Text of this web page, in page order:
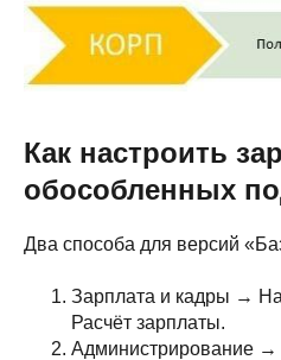
Как настроить
обособленных
Два способа для версий
Зарплата и кадры →
Расчёт зарплаты.
Администрирование